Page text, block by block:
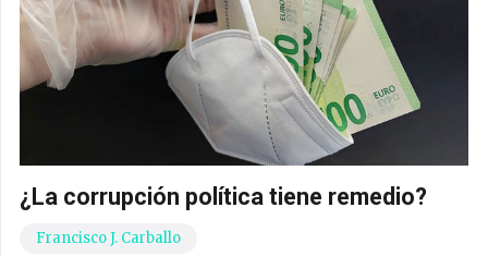
¿La corrupción política tiene remedio?
Francisco J. Carballo